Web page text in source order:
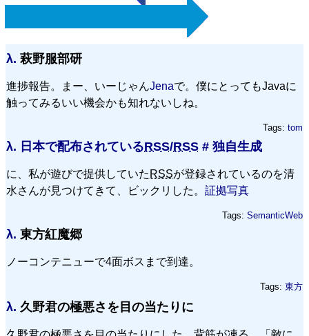
λ. 萩野服部研
進捗報告。まー、いーじゃんJenaで。僕にとってもJavaに
触ってみるいい機会かも知れないしね。
Tags: tom
λ. 日本で配布されているRSS/RSS # 独自生成
に、私が遊びで提供していた RSSが登録されているのを清
水さんが見つけてきて、ビックリした。 証拠写真
Tags: SemanticWeb
λ. 東方紅魔郷
ノーコンテニューで4面ボスまで到達。
Tags: 東方
λ. 久野君の極悪さを目の当たりに